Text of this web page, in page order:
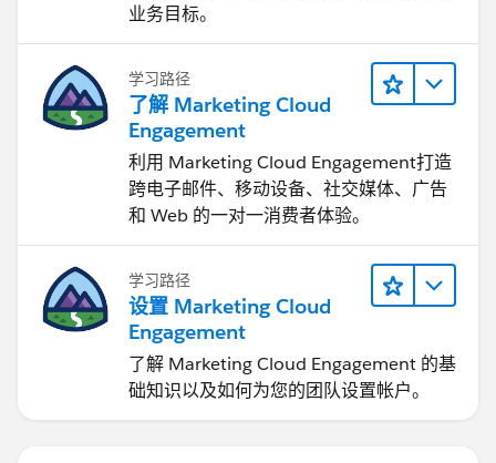
业务目标。
学习路径
了解 Marketing Cloud
Engagement
利用 Marketing Cloud Engagement​打造
跨电子邮件、移动设备、社交媒体、广告
和 Web 的一对一消费者体验。
学习路径
设置 Marketing Cloud
Engagement
了解 Marketing Cloud Engagement 的基
础知识以及如何为您的团队设置帐户。